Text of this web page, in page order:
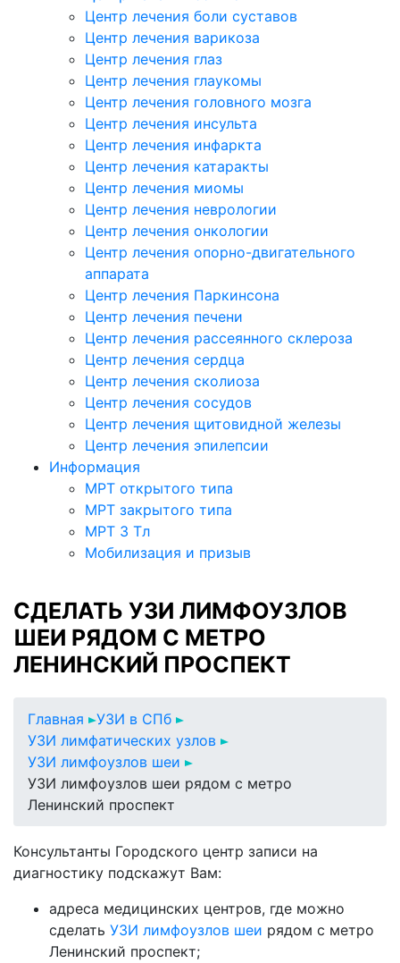
Центр лечения боли суставов
Центр лечения варикоза
Центр лечения глаз
Центр лечения глаукомы
Центр лечения головного мозга
Центр лечения инсульта
Центр лечения инфаркта
Центр лечения катаракты
Центр лечения миомы
Центр лечения неврологии
Центр лечения онкологии
Центр лечения опорно-двигательного
аппарата
Центр лечения Паркинсона
Центр лечения печени
Центр лечения рассеянного склероза
Центр лечения сердца
Центр лечения сколиоза
Центр лечения сосудов
Центр лечения щитовидной железы
Центр лечения эпилепсии
Информация
МРТ открытого типа
МРТ закрытого типа
МРТ 3 Тл
Мобилизация и призыв
СДЕЛАТЬ УЗИ ЛИМФОУЗЛОВ
ШЕИ РЯДОМ С МЕТРО
ЛЕНИНСКИЙ ПРОСПЕКТ
Главная
УЗИ в СПб
УЗИ лимфатических узлов
УЗИ лимфоузлов шеи
УЗИ лимфоузлов шеи рядом с метро
Ленинский проспект
Консультанты Городского центр записи на
диагностику подскажут Вам:
адреса медицинских центров, где можно
сделать УЗИ лимфоузлов шеи рядом с метро
Ленинский проспект;